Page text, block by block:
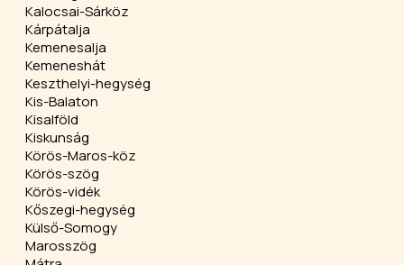
Kalocsai-Sárköz
Kárpátalja
Kemenesalja
Kemeneshát
Keszthelyi-hegység
Kis-Balaton
Kisalföld
Kiskunság
Körös-Maros-köz
Körös-szög
Körös-vidék
Kőszegi-hegység
Külső-Somogy
Marosszög